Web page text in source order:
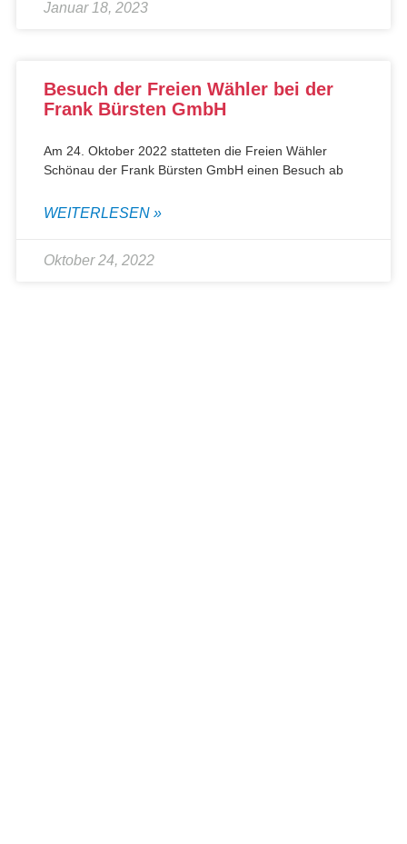
Januar 18, 2023
Besuch der Freien Wähler bei der
Frank Bürsten GmbH
Am 24. Oktober 2022 statteten die Freien Wähler
Schönau der Frank Bürsten GmbH einen Besuch ab
WEITERLESEN »
Oktober 24, 2022